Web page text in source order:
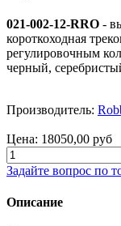
021-002-12-RRO -
короткоходная
регулировочным
черный,
Производитель:
Цена: 18050,00 руб
Задайте вопрос по
Описание